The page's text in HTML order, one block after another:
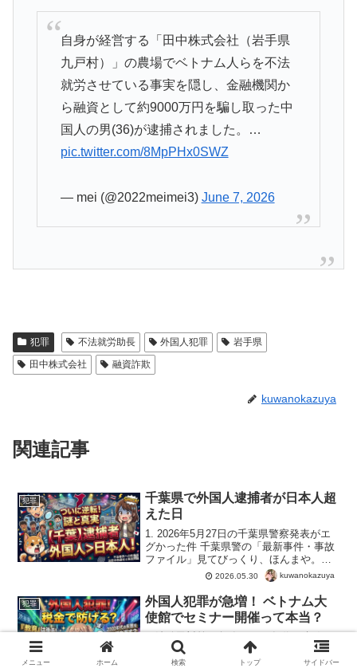
自身が経営する「田中株式会社（岩手県
九戸村）」の農場でベトナム人らを不法
就労させている事実を隠し、金融機関か
ら融資として約9000万円を騙し取った中
国人の男(36)が逮捕されました。…
pic.twitter.com/8MpPHx0SWZ
— mei (@2022meimei3) June 7, 2026
犯罪 不法就労助長 外国人犯罪
岩手県
田中株式会社
融資詐欺
kuwanokazuya
関連記事
犯罪
千葉県で外国人逮捕者が日本人超
えた日
1. 2026年5月27日の千葉県警察発表がエ
グかった件 千葉県警の「最新事件・事故
ファイル」見てびっくり、ほんまや。逮
捕者数 外国人が日本人を上回り、逮捕者
の顔ぶれがなんかおかしい。千葉県警察
公式：最新事件・事故ファイル（2026年5
月2...
2026.05.30 kuwanokazuya
犯罪
外国人犯罪が急増！ ベトナム大
使館でセミナー開催って本当？
また繰り返す日本最近、ベトナム大使館
で「犯罪防止セミナー」が開かれたって
メニュー ホーム 検索 トップ サイドバー